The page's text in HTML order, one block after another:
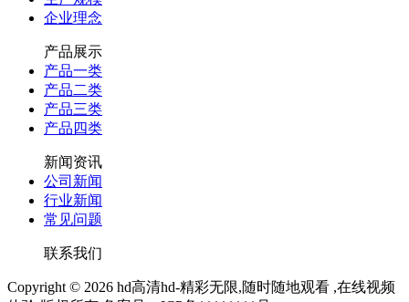
企业理念
产品展示
产品一类
产品二类
产品三类
产品四类
新闻资讯
公司新闻
行业新闻
常见问题
联系我们
Copyright © 2026 hd高清hd-精彩无限,随时随地观看 ,在线视频